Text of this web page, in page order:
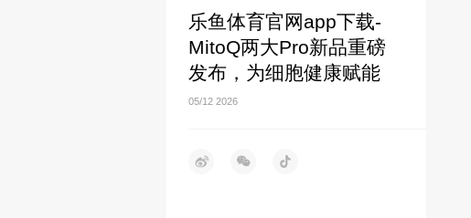
乐鱼体育官网app下载-
MitoQ两大Pro新品重磅
发布，为细胞健康赋能
05/12 2026